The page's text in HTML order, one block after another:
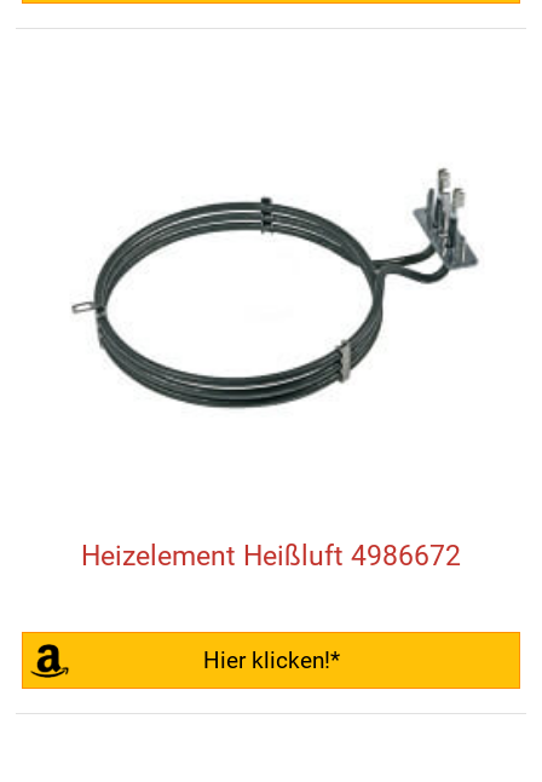
Heizelement Heißluft 4986672
Hier klicken!*